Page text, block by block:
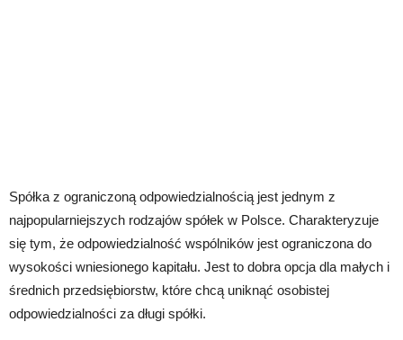
Spółka z ograniczoną odpowiedzialnością jest jednym z
najpopularniejszych rodzajów spółek w Polsce. Charakteryzuje
się tym, że odpowiedzialność wspólników jest ograniczona do
wysokości wniesionego kapitału. Jest to dobra opcja dla małych i
średnich przedsiębiorstw, które chcą uniknąć osobistej
odpowiedzialności za długi spółki.